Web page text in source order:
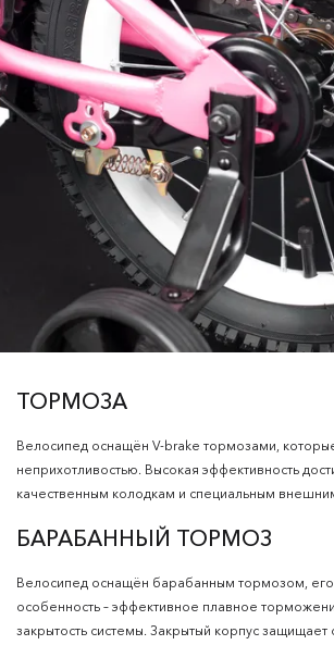
ТОРМОЗА
Велосипед оснащён V-brake тормозами,
неприхотливостью. Высокая эффективность
качественным колодкам и специальным
БАРАБАННЫЙ ТОРМОЗ
Велосипед оснащён барабанным тормозом, его
особенность – эффективное плавное
закрытость системы. Закрытый корпус защищает